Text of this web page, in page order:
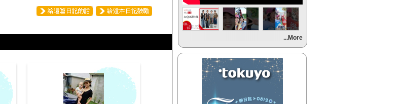
(聯播)
HIT週末!-GiGi
【Next】
【HitFm正在進行】
...More